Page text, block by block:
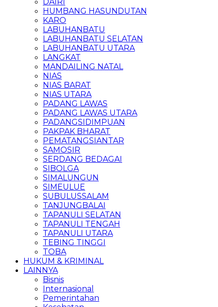
HUMBANG HASUNDUTAN
KARO
LABUHANBATU
LABUHANBATU SELATAN
LABUHANBATU UTARA
LANGKAT
MANDAILING NATAL
NIAS
NIAS BARAT
NIAS UTARA
PADANG LAWAS
PADANG LAWAS UTARA
PADANGSIDIMPUAN
PAKPAK BHARAT
PEMATANGSIANTAR
SAMOSIR
SERDANG BEDAGAI
SIBOLGA
SIMALUNGUN
SIMEULUE
SUBULUSSALAM
TANJUNGBALAI
TAPANULI SELATAN
TAPANULI TENGAH
TAPANULI UTARA
TEBING TINGGI
TOBA
HUKUM & KRIMINAL
LAINNYA
Bisnis
Internasional
Pemerintahan